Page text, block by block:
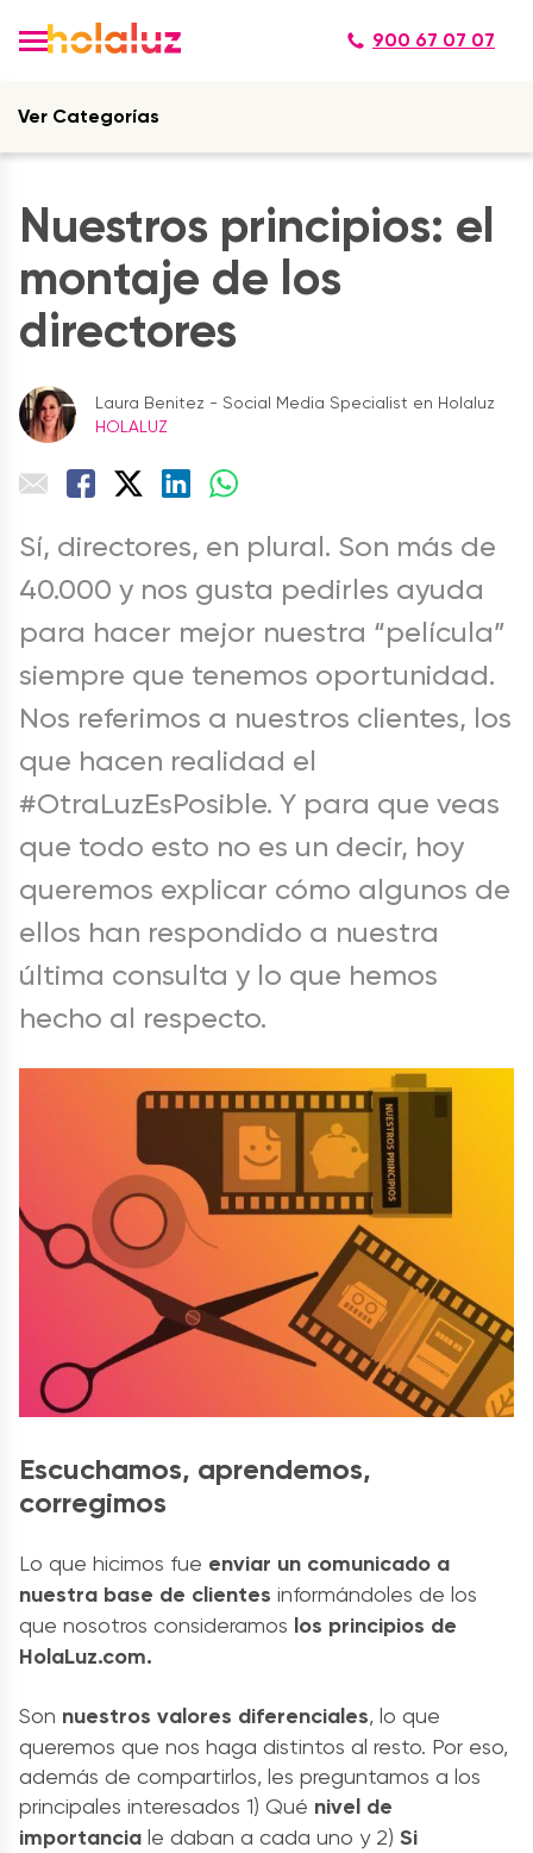
900 67 07 07
Ver Categorías
Nuestros principios: el
montaje de los
directores
Laura Benitez - Social Media Specialist en Holaluz
HOLALUZ
Sí, directores, en plural. Son más de
40.000 y nos gusta pedirles ayuda
para hacer mejor nuestra “película”
siempre que tenemos oportunidad.
Nos referimos a nuestros clientes, los
que hacen realidad el
#OtraLuzEsPosible. Y para que veas
que todo esto no es un decir, hoy
queremos explicar cómo algunos de
ellos han respondido a nuestra
última consulta y lo que hemos
hecho al respecto.
Escuchamos, aprendemos,
corregimos
Lo que hicimos fue enviar un comunicado a
nuestra base de clientes informándoles de los
que nosotros consideramos los principios de
HolaLuz.com.
Son nuestros valores diferenciales, lo que
queremos que nos haga distintos al resto. Por eso,
además de compartirlos, les preguntamos a los
principales interesados 1) Qué nivel de
importancia le daban a cada uno y 2) Si